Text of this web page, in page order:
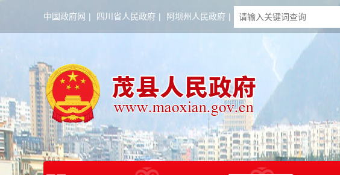
中国政府网 | 四川省人民政府 | 阿坝州人民政府 |